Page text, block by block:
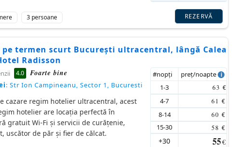
3 persoane REZERVĂ
termen scurt București ultracentral, lângă Calea
Radisson
4.0 Foarte bine
: Str Ion Campineanu, Sector 1, Bucuresti
cazare regim hotelier ultracentral, acest
hotelier are locaţia perfectă în
gratuit Wi-Fi şi servicii de curăţenie,
uscător de păr și fier de călcat.
#nopţi
preţ/noapte
1-3
63 €
4-7 61 €
8-14 60 €
15-30 58 €
+30 55€